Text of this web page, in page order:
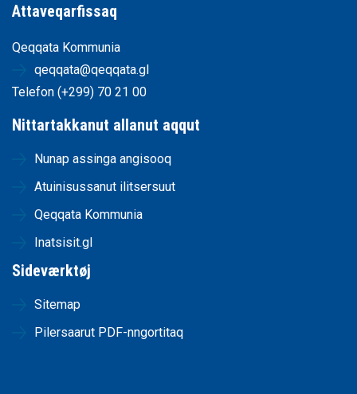
Attaveqarfissaq
Qeqqata Kommunia
qeqqata@qeqqata.gl
Telefon (+299) 70 21 00
Nittartakkanut allanut aqqut
Nunap assinga angisooq
Atuinisussanut ilitsersuut
Qeqqata Kommunia
Inatsisit.gl
Sideværktøj
Sitemap
Pilersaarut PDF-nngortitaq